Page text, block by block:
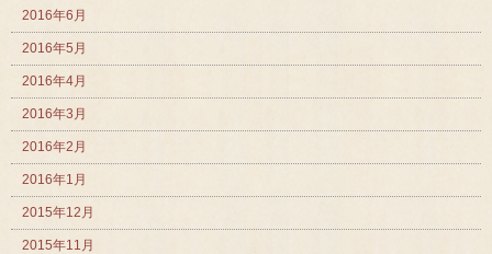
2016年6月
2016年5月
2016年4月
2016年3月
2016年2月
2016年1月
2015年12月
2015年11月